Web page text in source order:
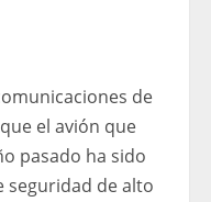
de
el avión que
pasado ha sido
seguridad de alto